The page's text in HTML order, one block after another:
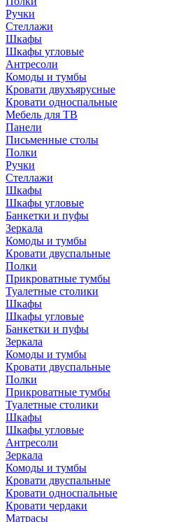
Ручки
Стеллажи
Шкафы
Шкафы угловые
Антресоли
Комоды и тумбы
Кровати двухъярусные
Кровати односпальные
Мебель для ТВ
Панели
Письменные столы
Полки
Ручки
Стеллажи
Шкафы
Шкафы угловые
Банкетки и пуфы
Зеркала
Комоды и тумбы
Кровати двуспальные
Полки
Прикроватные тумбы
Туалетные столики
Шкафы
Шкафы угловые
Банкетки и пуфы
Зеркала
Комоды и тумбы
Кровати двуспальные
Полки
Прикроватные тумбы
Туалетные столики
Шкафы
Шкафы угловые
Антресоли
Зеркала
Комоды и тумбы
Кровати двуспальные
Кровати односпальные
Кровати чердаки
Матрасы